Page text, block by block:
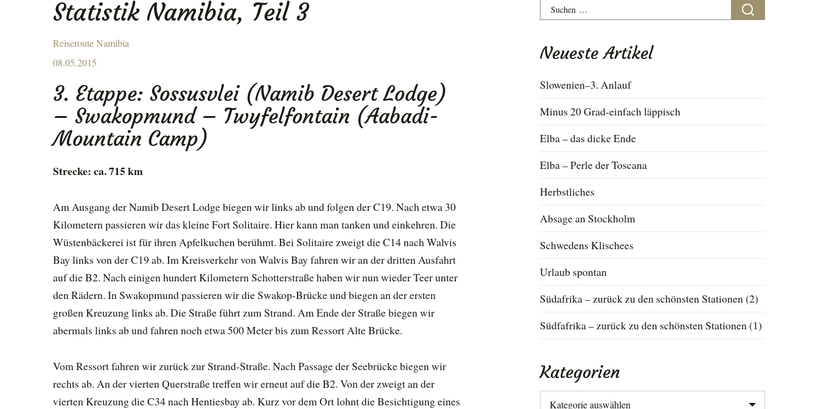
Statistik Namibia, Teil 3
Reiseroute Namibia
Posted
08.05.2015
3. Etappe: Sossusvlei (Namib Desert Lodge)
– Swakopmund – Twyfelfontain (Aabadi-
Mountain Camp)
Strecke: ca. 715 km
Am Ausgang der Namib Desert Lodge biegen wir links ab und folgen der C19. Nach etwa 30
Kilometern passieren wir das kleine Fort Solitaire. Hier kann man tanken und einkehren. Die
Wüstenbäckerei ist für ihren Apfelkuchen berühmt. Bei Solitaire zweigt die C14 nach Walvis
Bay links von der C19 ab. Im Kreisverkehr von Walvis Bay fahren wir an der dritten Ausfahrt
auf die B2. Nach einigen hundert Kilometern Schotterstraße haben wir nun wieder Teer unter
den Rädern. In Swakopmund passieren wir die Swakop-Brücke und biegen an der ersten
großen Kreuzung links ab. Die Straße führt zum Strand. Am Ende der Straße biegen wir
abermals links ab und fahren noch etwa 500 Meter bis zum Ressort Alte Brücke.
Vom Ressort fahren wir zurück zur Strand-Straße. Nach Passage der Seebrücke biegen wir
rechts ab. An der vierten Querstraße treffen wir erneut auf die B2. Von der zweigt an der
vierten Kreuzung die C34 nach Hentiesbay ab. Kurz vor dem Ort lohnt die Besichtigung eines
Suchen
nach:
Neueste Artikel
Slowenien–3. Anlauf
Minus 20 Grad-einfach läppisch
Elba – das dicke Ende
Elba – Perle der Toscana
Herbstliches
Absage an Stockholm
Schwedens Klischees
Urlaub spontan
Südafrika – zurück zu den schönsten Stationen (2)
Südfafrika – zurück zu den schönsten Stationen (1)
Kategorien
Kategorien